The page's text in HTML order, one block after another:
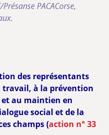
Présanse PACACorse,
des représentants
travail, à la prévention
et au maintien en
social et de la
champs (action n° 33